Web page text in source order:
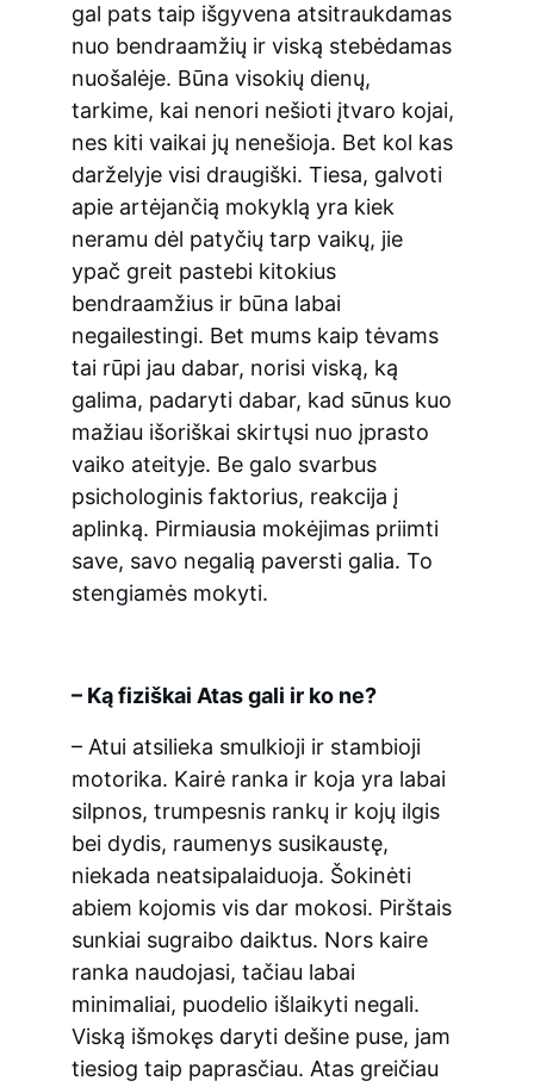
gal pats taip išgyvena atsitraukdamas
nuo bendraamžių ir viską stebėdamas
nuošalėje. Būna visokių dienų,
tarkime, kai nenori nešioti įtvaro kojai,
nes kiti vaikai jų nenešioja. Bet kol kas
darželyje visi draugiški. Tiesa, galvoti
apie artėjančią mokyklą yra kiek
neramu dėl patyčių tarp vaikų, jie
ypač greit pastebi kitokius
bendraamžius ir būna labai
negailestingi. Bet mums kaip tėvams
tai rūpi jau dabar, norisi viską, ką
galima, padaryti dabar, kad sūnus kuo
mažiau išoriškai skirtųsi nuo įprasto
vaiko ateityje. Be galo svarbus
psichologinis faktorius, reakcija į
aplinką. Pirmiausia mokėjimas priimti
save, savo negalią paversti galia. To
stengiamės mokyti.
– Ką fiziškai Atas gali ir ko ne?
– Atui atsilieka smulkioji ir stambioji
motorika. Kairė ranka ir koja yra labai
silpnos, trumpesnis rankų ir kojų ilgis
bei dydis, raumenys susikaustę,
niekada neatsipalaiduoja. Šokinėti
abiem kojomis vis dar mokosi. Pirštais
sunkiai sugraibo daiktus. Nors kaire
ranka naudojasi, tačiau labai
minimaliai, puodelio išlaikyti negali.
Viską išmokęs daryti dešine puse, jam
tiesiog taip paprasčiau. Atas greičiau